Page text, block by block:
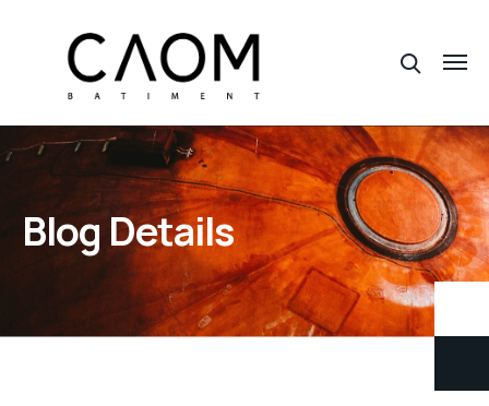
Blog Details